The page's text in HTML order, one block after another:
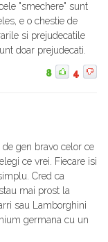
"smechere" sunt
e o chestie de
si prejudecatile
doar prejudecati.
8 4
gen bravo celor ce
ce vrei. Fiecare isi
Cred ca
mai prost la
sau Lamborghini
germana cu un